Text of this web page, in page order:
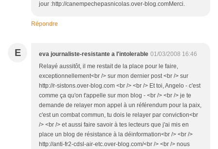
jour :http://canempechepasnicolas.over-blog.comMerci.
Répondre
E eva journaliste-resistante a l'intolerable 01/03/2008 16:46
Relayé aussitôt, il me restait de la place pour le faire,
exceptionnellement<br /> sur mon dernier post <br /> sur
http://r-sistons.over-blog.com <br /> <br /> Et toi, Angelo - c'est
comme ça qu'on t'appelle sur mon blog - <br /> <br /> je te
demande de relayer mon appel à un référendum pour la paix,
c'est un combat commun, tu dois le relayer par conviction<br
/> <br /> et aussi faire savoir à tes lecteurs que j'ai mis en
place un blog de résistance à la déinformation<br /> <br />
http://anti-fr2-cdsl-air-etc.over-blog.com/<br /> <br /> nous